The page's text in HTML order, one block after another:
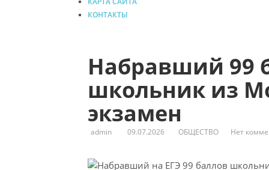
КОНТАКТЫ
Набравший 99
школьник из
экзамен
admin 09.07.2026 ОБЩЕСТВО Нет